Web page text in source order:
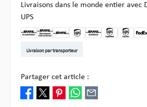
Livraisons dans le monde entier avec
UPS
Livraison par transporteur
Partager cet article :